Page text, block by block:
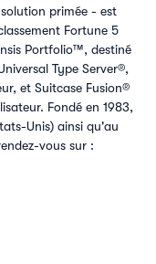
primée - est
Fortune 5
Portfolio™, destiné
Type Server®,
et Suitcase Fusion®
Fondé en 1983,
Unis) ainsi qu'au
vous sur :